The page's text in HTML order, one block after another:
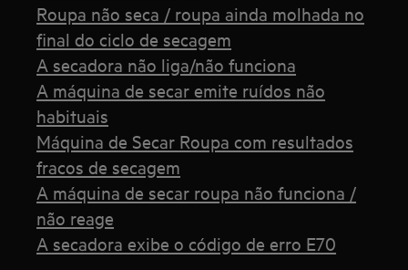
Roupa não seca / roupa ainda molhada no
final do ciclo de secagem
A secadora não liga/não funciona
A máquina de secar emite ruídos não
habituais
Máquina de Secar Roupa com resultados
fracos de secagem
A máquina de secar roupa não funciona /
não reage
A secadora exibe o código de erro E70